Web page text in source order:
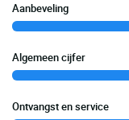
Aanbeveling
Algemeen cijfer
Ontvangst en service